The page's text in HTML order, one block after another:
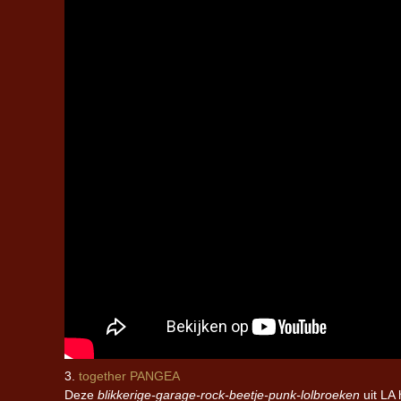
3. together PANGEA
Deze blikkerige-garage-rock-beetje-punk-lolbroeken uit LA